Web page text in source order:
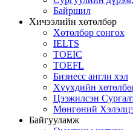
Байршил
Хичээлийн хөтөлбөр
Хөтөлбөр сонгох
IELTS
TOEIC
TOEFL
Бизнесс англи хэл
Хүүхдийн
Цээжилсэн
Мөнгөний
Байгууламж